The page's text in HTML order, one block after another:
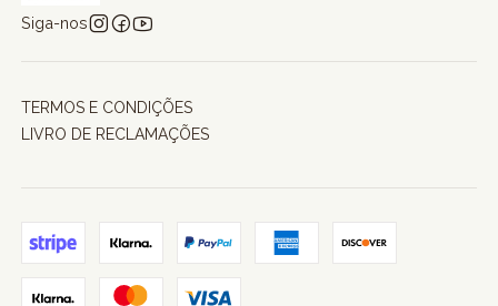
Siga-nos
TERMOS E CONDIÇÕES
LIVRO DE RECLAMAÇÕES